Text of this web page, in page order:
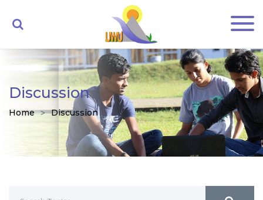
Discussion
Home Discussion